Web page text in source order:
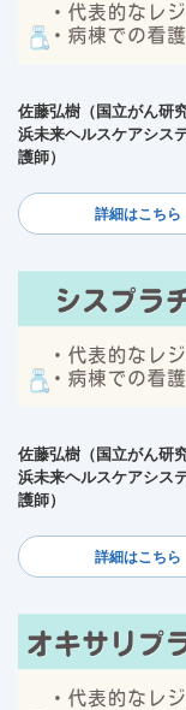
佐藤弘樹（国立がん研
浜未来ヘルスケアシス
護師）
詳細はこちら
佐藤弘樹（国立がん研
浜未来ヘルスケアシス
護師）
詳細はこちら